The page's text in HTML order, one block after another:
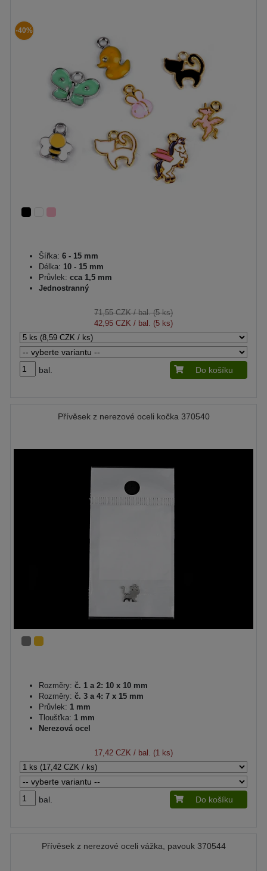
-40%
Šířka: 6 - 15 mm
Délka: 10 - 15 mm
Průvlek: cca 1,5 mm
Jednostranný
71,55 CZK/ bal. (5 ks)
42,95 CZK / bal. (5 ks)
bal. Do košíku
Přívěsek z nerezové oceli kočka 370540
Rozměry: č. 1 a 2: 10 x 10 mm
Rozměry: č. 3 a 4: 7 x 15 mm
Průvlek: 1 mm
Tloušťka: 1 mm
Nerezová ocel
17,42 CZK / bal. (1 ks)
bal. Do košíku
Přívěsek z nerezové oceli vážka, pavouk 370544